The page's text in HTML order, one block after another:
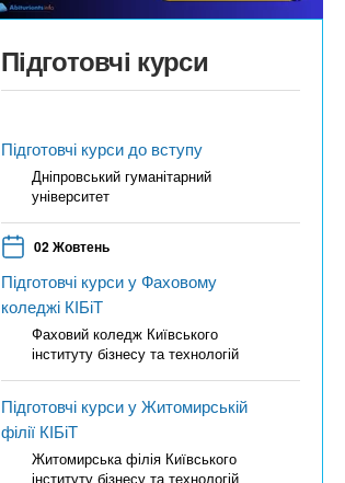
Підготовчі курси
Підготовчі курси до вступу
Дніпровський гуманітарний
університет
02 Жовтень
Підготовчі курси у Фаховому
коледжі КІБіТ
Фаховий коледж Київського
інституту бізнесу та технологій
Підготовчі курси у Житомирській
філії КІБіТ
Житомирська філія Київського
інституту бізнесу та технологій